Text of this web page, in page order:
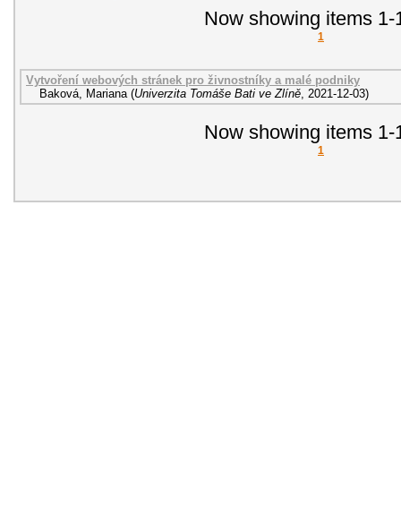
Now showing items 1-
1
Vytvoření webových stránek pro živnostníky a malé podniky
Baková, Mariana (Univerzita Tomáše Bati ve Zlíně 2021-12-03)
Now showing items 1-
1